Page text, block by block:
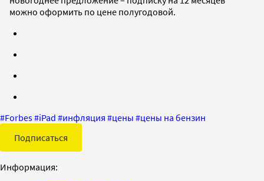
можно оформить по цене полугодовой.
#Forbes#iPad #инфляция #цены #цены на бензин
Подписаться
Информация: